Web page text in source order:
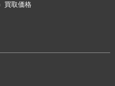
買取価格